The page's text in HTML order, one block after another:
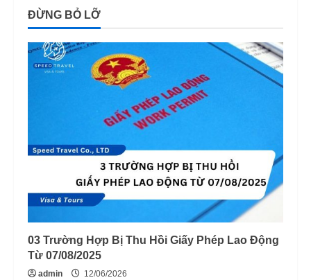
Mức phạt quá hạn visa Việt Nam:
11/06/2026
ĐỪNG BỎ LỠ
03 Trường Hợp Bị Thu Hồi Giấy Phép Lao Động
Từ 07/08/2025
admin 12/06/2026